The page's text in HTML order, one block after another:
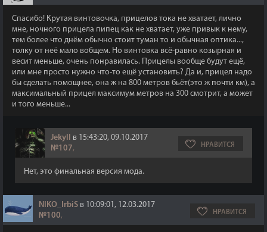
Спасибо! Крутая винтовочка, прицелов тока не хватает, лично
мне, ночного прицела пипец как не хватает, уже привык к нему,
тем более что днём обычно стоит туман то и обычная оптика...,
толку от неё мало вобщем. Но винтовка всё-равно козырная и
весит меньше, очень понравилась. Прицелы вообще будут ещё,
или мне просто нужно что-то ещё установить? Да и, прицел надо
бы сделать помощнее, она ж на 800 метров бьёт(это ж почти км), а
максимальный прицел максимум метров на 300 смотрит, а может
и того меньше...
Jekyll в 15:43:20, 09.10.2017
№107, НРАВИТСЯ
Нет, это финальная версия мода.
NIKO_IrbiS в 10:09:01, 12.03.2017
№100, НРАВИТСЯ